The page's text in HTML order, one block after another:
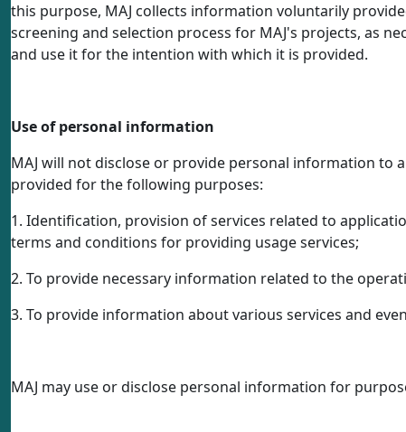
this purpose, MAJ collects information voluntarily
screening and selection process for MAJ's projects, as
and use it for the intention with which it is provided.
Use of personal information
MAJ will not disclose or provide personal information to
provided for the following purposes:
1. Identification, provision of services related to
terms and conditions for providing usage services;
2. To provide necessary information related to the
3. To provide information about various services and
MAJ may use or disclose personal information for